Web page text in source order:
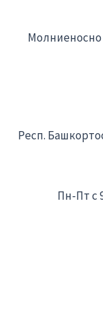
Респ.
Пн-Пт с